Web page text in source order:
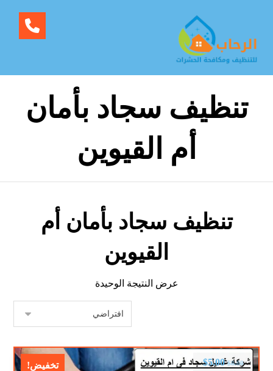
تنظيف سجاد بأمان
أم القيوين
تنظيف سجاد بأمان أم
القيوين
عرض النتيجة الوحيدة
تخفيض! $8.00
$5.00